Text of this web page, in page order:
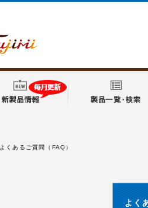
よくあるご質問（FAQ）
よく